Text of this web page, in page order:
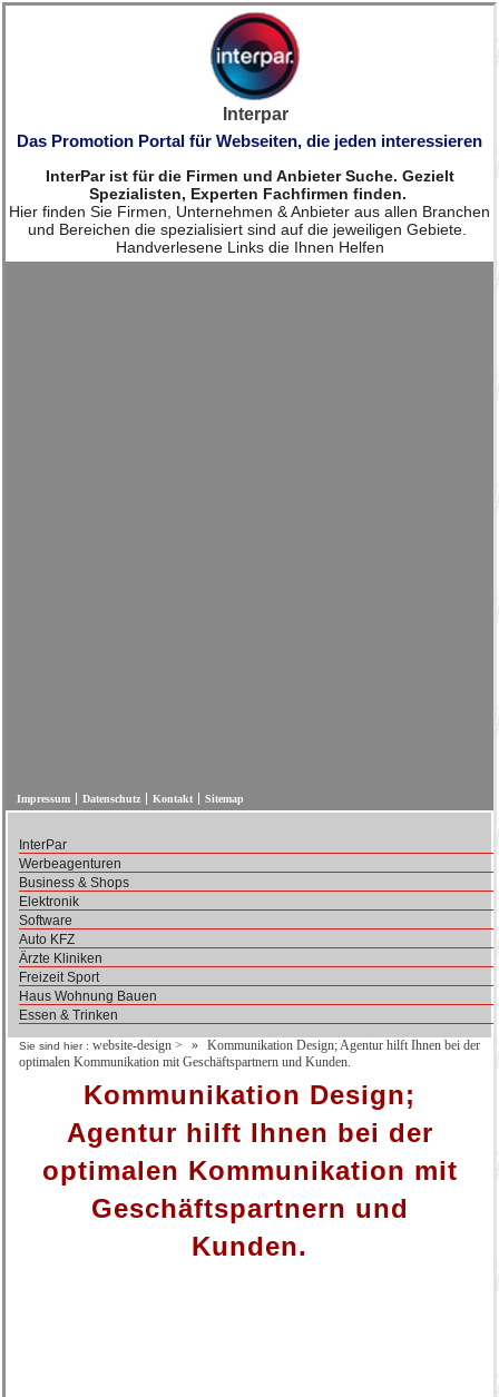
Interpar
Das Promotion Portal für Webseiten, die jeden interessieren
InterPar ist für die Firmen und Anbieter Suche. Gezielt
Spezialisten, Experten Fachfirmen finden.
Hier finden Sie Firmen, Unternehmen & Anbieter aus allen Branchen
und Bereichen die spezialisiert sind auf die jeweiligen Gebiete.
Handverlesene Links die Ihnen Helfen
Impressum Datenschutz Kontakt Sitemap
InterPar
Werbeagenturen
Business & Shops
Elektronik
Software
Auto KFZ
Ärzte Kliniken
Freizeit Sport
Haus Wohnung Bauen
Essen & Trinken
Sie sind hier : website-design >
Kommunikation Design; Agentur hilft Ihnen bei der
optimalen Kommunikation mit Geschäftspartnern und Kunden.
Kommunikation Design;
Agentur hilft Ihnen bei der
optimalen Kommunikation mit
Geschäftspartnern und
Kunden.